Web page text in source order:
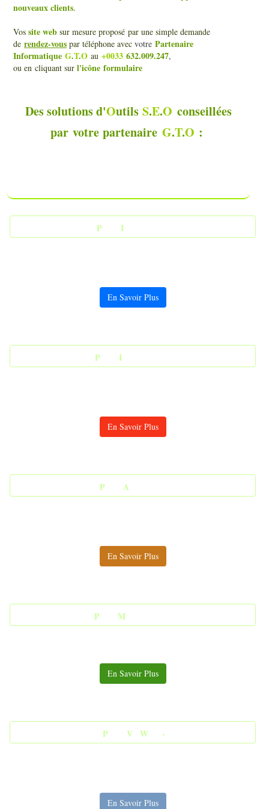
nouveaux clients.
Vos site web sur mesure proposé par une simple demande
de rendez-vous par téléphone avec votre Partenaire
Informatique G.T.O au +0033 632.009.247,
ou en cliquant sur l'icône formulaire
Des solutions d'Outils S.E.O conseillées
par votre partenaire G.T.O :
P I
En Savoir Plus
P I
En Savoir Plus
Packs Assistances -
En Savoir Plus
P M
En Savoir Plus
P V Ware -
En Savoir Plus